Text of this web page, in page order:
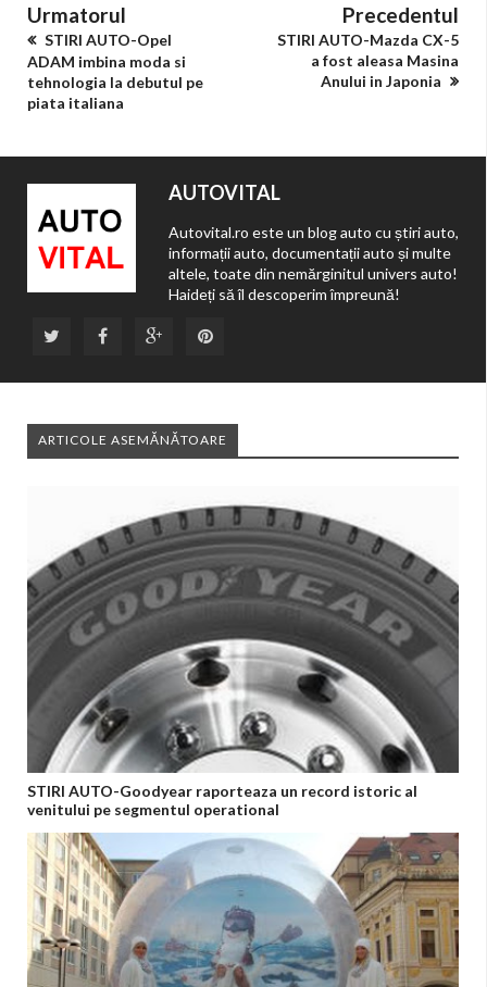
Urmatorul
STIRI AUTO-Opel
ADAM imbina moda si
tehnologia la debutul pe
piata italiana
Precedentul
STIRI AUTO-Mazda CX-5
a fost aleasa Masina
Anului in Japonia
AUTOVITAL
Autovital.ro este un blog auto cu știri auto,
informații auto, documentații auto și multe
altele, toate din nemărginitul univers auto!
Haideți să îl descoperim împreună!
ARTICOLE ASEMĂNĂTOARE
STIRI AUTO-Goodyear raporteaza un record istoric al
venitului pe segmentul operational